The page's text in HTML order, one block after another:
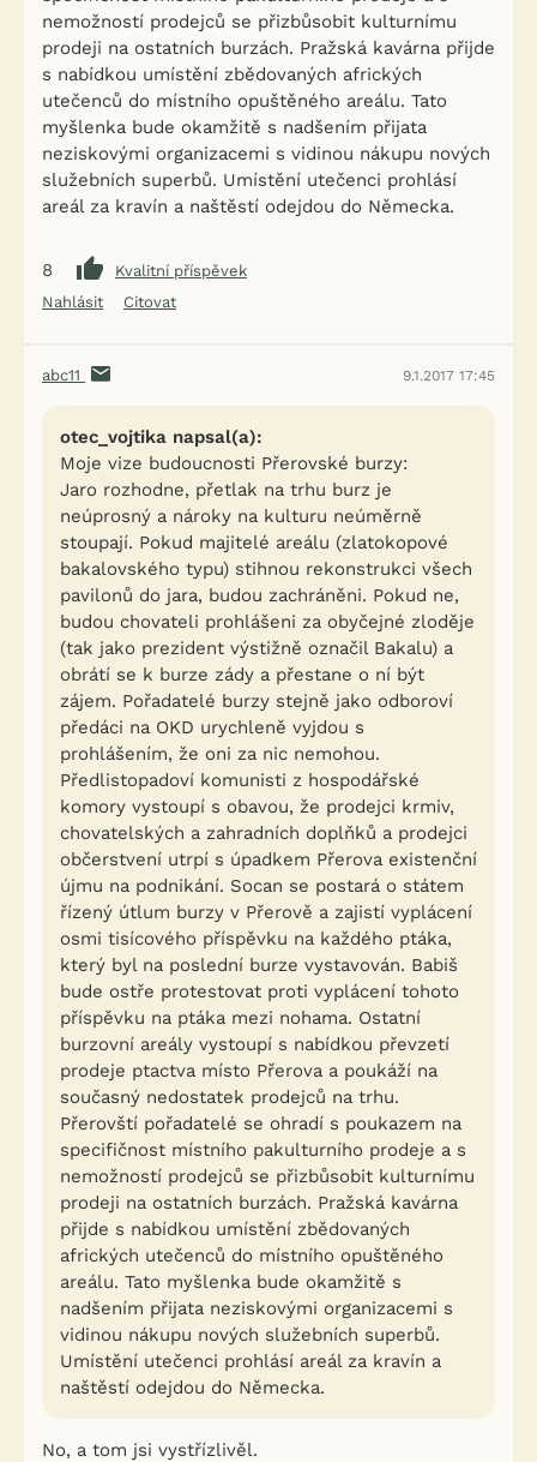
nemožností prodejců se přizbůsobit kulturnímu
prodeji na ostatních burzách. Pražská kavárna přijde
s nabídkou umístění zbědovaných afrických
utečenců do místního opuštěného areálu. Tato
myšlenka bude okamžitě s nadšením přijata
neziskovými organizacemi s vidinou nákupu nových
služebních superbů. Umístění utečenci prohlásí
areál za kravín a naštěstí odejdou do Německa.
8
Kvalitní příspěvek
Nahlásit
Citovat
abc11 9.1.2017 17:45
otec_vojtika napsal(a):
Moje vize budoucnosti Přerovské burzy:
Jaro rozhodne, přetlak na trhu burz je
neúprosný a nároky na kulturu neúměrně
stoupají. Pokud majitelé areálu (zlatokopové
bakalovského typu) stihnou rekonstrukci všech
pavilonů do jara, budou zachráněni. Pokud ne,
budou chovateli prohlášeni za obyčejné zloděje
(tak jako prezident výstižně označil Bakalu) a
obrátí se k burze zády a přestane o ní být
zájem. Pořadatelé burzy stejně jako odboroví
předáci na OKD urychleně vyjdou s
prohlášením, že oni za nic nemohou.
Předlistopadoví komunisti z hospodářské
komory vystoupí s obavou, že prodejci krmiv,
chovatelských a zahradních doplňků a prodejci
občerstvení utrpí s úpadkem Přerova existenční
újmu na podnikání. Socan se postará o státem
řízený útlum burzy v Přerově a zajistí vyplácení
osmi tisícového příspěvku na každého ptáka,
který byl na poslední burze vystavován. Babiš
bude ostře protestovat proti vyplácení tohoto
příspěvku na ptáka mezi nohama. Ostatní
burzovní areály vystoupí s nabídkou převzetí
prodeje ptactva místo Přerova a poukáží na
současný nedostatek prodejců na trhu.
Přerovští pořadatelé se ohradí s poukazem na
specifičnost místního pakulturního prodeje a s
nemožností prodejců se přizbůsobit kulturnímu
prodeji na ostatních burzách. Pražská kavárna
přijde s nabídkou umístění zbědovaných
afrických utečenců do místního opuštěného
areálu. Tato myšlenka bude okamžitě s
nadšením přijata neziskovými organizacemi s
vidinou nákupu nových služebních superbů.
Umístění utečenci prohlásí areál za kravín a
naštěstí odejdou do Německa.
No, a tom jsi vystřízlivěl.